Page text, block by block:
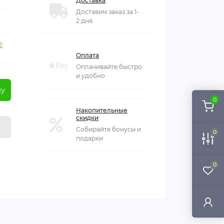
0
0
0
Доставим заказ за 1-
2 дня.
Оплата
Оплачивайте быстро
и удобно
Накопительные
скидки
Собирайте бонусы и
подарки